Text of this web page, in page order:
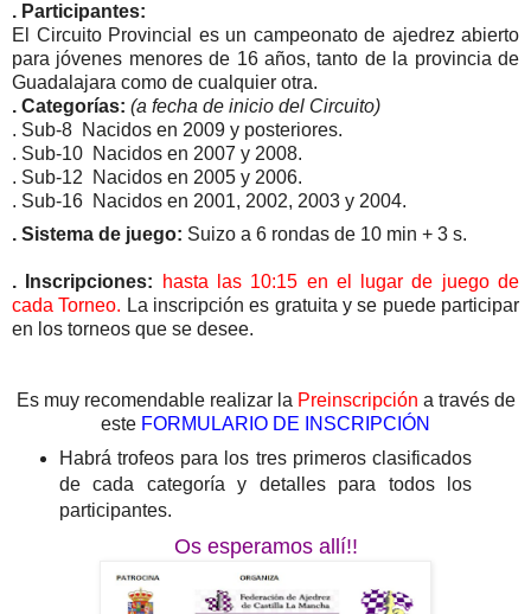
. Participantes:
El Circuito Provincial es un campeonato de ajedrez abierto
para jóvenes menores de 16 años, tanto de la provincia de
Guadalajara como de cualquier otra.
. Categorías: (a fecha de inicio del Circuito)
. Sub-8 Nacidos en 2009 y posteriores.
. Sub-10 Nacidos en 2007 y 2008.
. Sub-12
Nacidos en 2005 y 2006.
. Sub-16 Nacidos en 2001, 2002, 2003 y 2004.
. Sistema de juego: Suizo a 6 rondas de 10 min + 3 s.
. Inscripciones:
hasta las 10:15 en el lugar de juego de
cada Torneo. La inscripción es gratuita y se puede participar
en los torneos que se desee.
Es muy recomendable realizar la Preinscripción a través de
este FORMULARIO DE INSCRIPCIÓN
Habrá trofeos para los tres primeros clasificados
de cada categoría y detalles para todos los
participantes.
Os esperamos allí!!